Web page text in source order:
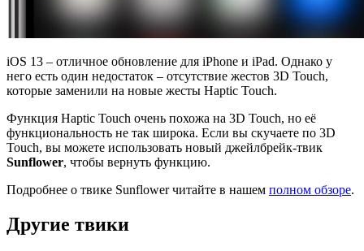
iOS 13 – отличное обновление для iPhone и iPad. Однако у
него есть один недостаток – отсутствие жестов 3D Touch,
которые заменили на новые жесты Haptic Touch.
Функция Haptic Touch очень похожа на 3D Touch, но её
функциональность не так широка. Если вы скучаете по 3D
Touch, вы можете использовать новый джейлбрейк-твик
Sunflower, чтобы вернуть функцию.
Подробнее о твике Sunflower читайте в нашем полном обзоре.
Другие твики